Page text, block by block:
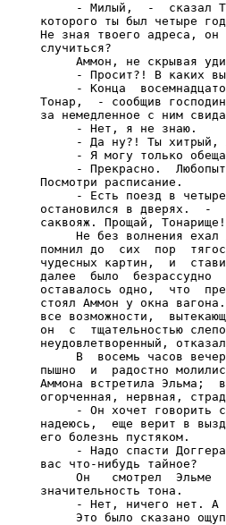
- Милый,  -  сказал
которого ты был четыре
Не зная твоего адреса, он
случиться?
Аммон, не скрывая
- Просит?! В каких
- Конца
Тонар,  - сообщив
за немедленное с ним
     - Нет, я не знаю.
- Да ну?! Ты хитрый,
- Я могу только
- Прекрасно.
Посмотри расписание.
- Есть поезд в
остановился в дверях.  -
саквояж. Прощай,
Не без волнения ехал
помнил до  сих  пор
чудесных картин,  и
далее  было
оставалось одно,  что
стоял Аммон у окна
все возможности,
он  с  тщательностью
неудовлетворенный,
В  восемь часов
пышно  и  радостно
Аммона встретила Эльма;
огорченная, нервная,
- Он хочет говорить
надеюсь,  еще верит в
его болезнь пустяком.
- Надо спасти
вас что-нибудь тайное?
Он   смотрел  Эльме
значительность тона.
- Нет, ничего нет. А
Это было сказано